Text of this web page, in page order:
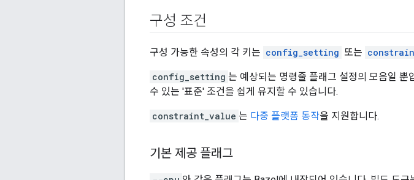
구성 조건
구성 가능한 속성의 각 키는 config_setting 또는
config_setting 는 예상되는 명령줄 플래그 설정의 모음일
수 있는 '표준' 조건을 쉽게 유지할 수 있습니다.
constraint_value 는 다중 플랫폼 동작을 지원합니다.
기본 제공 플래그